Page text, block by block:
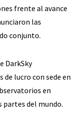
frente al avance
las
conjunto.
DarkSky
lucro con sede en
en
del mundo.